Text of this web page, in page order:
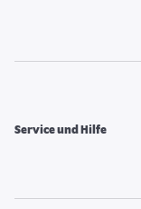
Service und Hilfe